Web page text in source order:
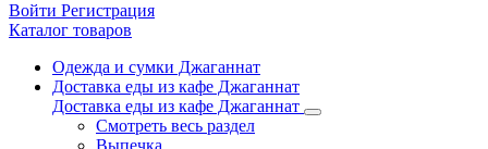
Войти Регистрация
Каталог товаров
Одежда и сумки Джаганнат
Доставка еды из кафе Джаганнат
Доставка еды из кафе Джаганнат
Смотреть весь раздел
Выпечка